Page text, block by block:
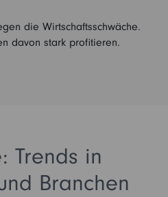
die Wirtschaftsschwäche.
davon stark profitieren.
Trends in
Branchen